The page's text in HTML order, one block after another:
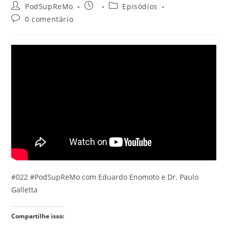
Autor
do
post:
PodSupReMo
Post
Categoria
Episódios
Comentários
0 comentário
#022 #PodSupReMo com Eduardo Enomoto e Dr. Paulo
Galletta
Compartilhe isso: